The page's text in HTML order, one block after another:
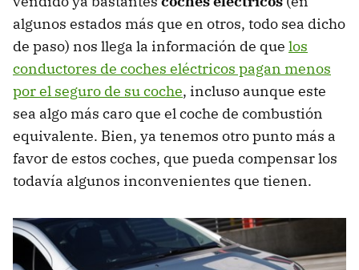
algunos estados más que en otros, todo sea dicho
de paso) nos llega la información de que los
conductores de coches eléctricos pagan menos
por el seguro de su coche, incluso aunque este
sea algo más caro que el coche de combustión
equivalente. Bien, ya tenemos otro punto más a
favor de estos coches, que pueda compensar los
todavía algunos inconvenientes que tienen.